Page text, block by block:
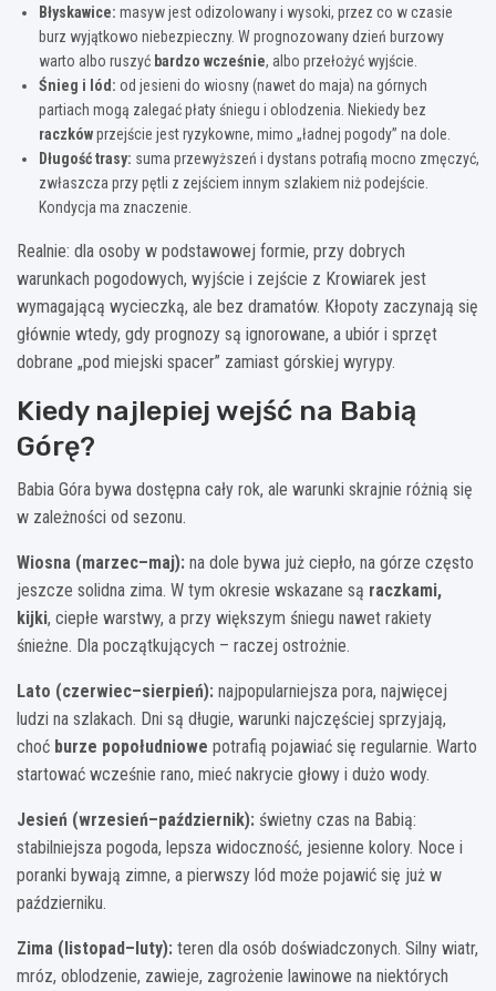
Błyskawice: masyw jest odizolowany i wysoki, przez co w czasie
burz wyjątkowo niebezpieczny. W prognozowany dzień burzowy
warto albo ruszyć bardzo wcześnie, albo przełożyć wyjście.
Śnieg i lód: od jesieni do wiosny (nawet do maja) na górnych
partiach mogą zalegać płaty śniegu i oblodzenia. Niekiedy bez
raczkówprzejście jest ryzykowne, mimo „ładnej pogody” na dole.
Długość trasy: suma przewyższeń i dystans potrafią mocno zmęczyć,
zwłaszcza przy pętli z zejściem innym szlakiem niż podejście.
Kondycja ma znaczenie.
Realnie: dla osoby w podstawowej formie, przy dobrych
warunkach pogodowych, wyjście i zejście z Krowiarek jest
wymagającą wycieczką, ale bez dramatów. Kłopoty zaczynają się
głównie wtedy, gdy prognozy są ignorowane, a ubiór i sprzęt
dobrane „pod miejski spacer” zamiast górskiej wyrypy.
Kiedy najlepiej wejść na Babią
Górę?
Babia Góra bywa dostępna cały rok, ale warunki skrajnie różnią się
w zależności od sezonu.
Wiosna (marzec–maj): na dole bywa już ciepło, na górze często
jeszcze solidna zima. W tym okresie wskazane są raczkami,
kijki, ciepłe warstwy, a przy większym śniegu nawet rakiety
śnieżne. Dla początkujących – raczej ostrożnie.
Lato (czerwiec–sierpień): najpopularniejsza pora, najwięcej
ludzi na szlakach. Dni są długie, warunki najczęściej sprzyjają,
choć burze popołudniowe potrafią pojawiać się regularnie. Warto
startować wcześnie rano, mieć nakrycie głowy i dużo wody.
Jesień (wrzesień–październik): świetny czas na Babią:
stabilniejsza pogoda, lepsza widoczność, jesienne kolory. Noce i
poranki bywają zimne, a pierwszy lód może pojawić się już w
październiku.
Zima (listopad–luty): teren dla osób doświadczonych. Silny wiatr,
mróz, oblodzenie, zawieje, zagrożenie lawinowe na niektórych